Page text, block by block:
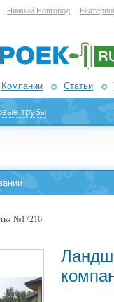
Нижний Новгород
Компании Статьи
трубы
№17216